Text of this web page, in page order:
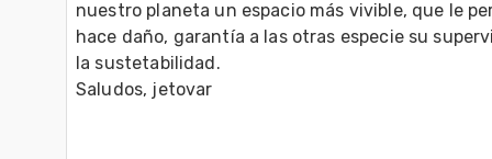
nuestro planeta un espacio más vivible, que le
hace daño, garantía a las otras especie su
la sustetabilidad.
Saludos, jetovar